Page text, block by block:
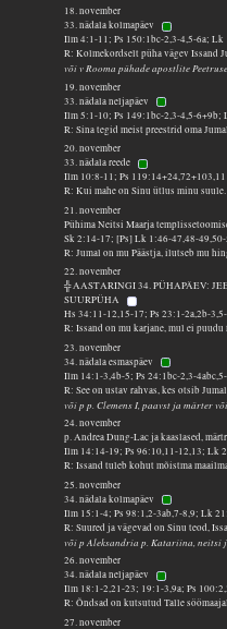
18. november
33. nädala kolmapäev
Ilm 4:1-11; Ps 150:1bc-2,3-4,5-6a; Lk
R: Kolmekordselt püha vägev Issand
või v Rooma pühade apostlite
19. november
33. nädala neljapäev
Ilm 5:1-10; Ps 149:1bc-2,3-4,5-6+9b;
R: Sina tegid meist preestrid oma
20. november
33. nädala reede
Ilm 10:8-11; Ps
R: Kui mahe on Sinu ütlus minu suule.
21. november
Pühima Neitsi Maarja
Sk 2:14-17; [Ps] Lk 1:46-47,48-
R: Jumal on mu Päästja, ilutseb mu
22. november
╬ AASTARINGI 34. PÜHAPÄEV:
SUURPÜHA
Hs 34:11-12,15-17; Ps 23:1-2a,2b-
R: Issand on mu karjane, mul ei puudu
23. november
34. nädala esmaspäev
Ilm 14:1-3,4b-5; Ps 24:1bc-2,3-
R: See on ustav rahvas, kes otsib
või p p. Clemens I, paavst ja märter
24. november
p. Andrea Dung-Lac ja kaaslased,
Ilm 14:14-19; Ps 96:10,11-12,13; Lk
R: Issand tuleb kohut mõistma
25. november
34. nädala kolmapäev
Ilm 15:1-4; Ps 98:1,2-3ab,7-8,9; Lk
R: Suured ja vägevad on Sinu teod,
või p Aleksandria p. Katariina, neitsi
26. november
34. nädala neljapäev
Ilm 18:1-2,21-23; 19:1-3,9a; Ps
R: Õndsad on kutsutud Talle
27. november